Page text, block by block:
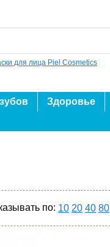
для лица Piel Cosmetics
Здоровье
по: 10 20 40 80